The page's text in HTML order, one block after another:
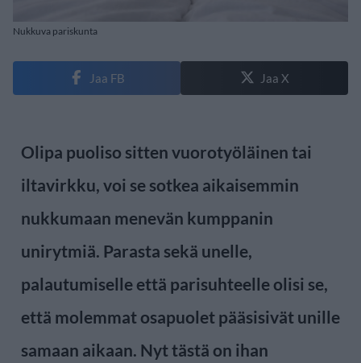
Nukkuva pariskunta
Jaa FB Jaa X
Olipa puoliso sitten vuorotyöläinen tai
iltavirkku, voi se sotkea aikaisemmin
nukkumaan menevän kumppanin
unirytmiä. Parasta sekä unelle,
palautumiselle että parisuhteelle olisi se,
että molemmat osapuolet pääsisivät unille
samaan aikaan. Nyt tästä on ihan